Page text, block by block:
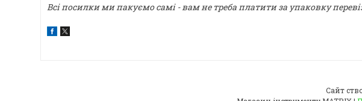
Всі посилки ми пакуємо самі - вам не треба платити за упаковку
Сайт